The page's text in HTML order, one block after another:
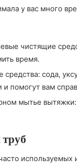
у вас много
чистящие
время.
сода,
помогут вам
мытье
используемых